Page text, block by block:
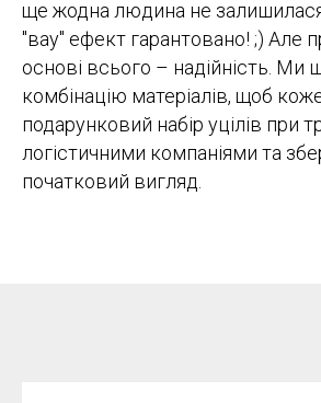
ще жодна людина не
"вау" ефект гарантовано! ;) Але
основі всього – надійність. Ми
комбінацію матеріалів, щоб
подарунковий набір уцілів при
логістичними компаніями та
початковий вигляд.